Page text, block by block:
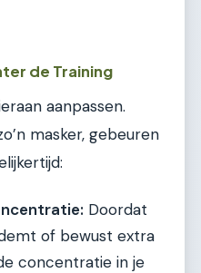
de Training
aanpassen.
masker, gebeuren
Doordat
of bewust extra
concentratie in je